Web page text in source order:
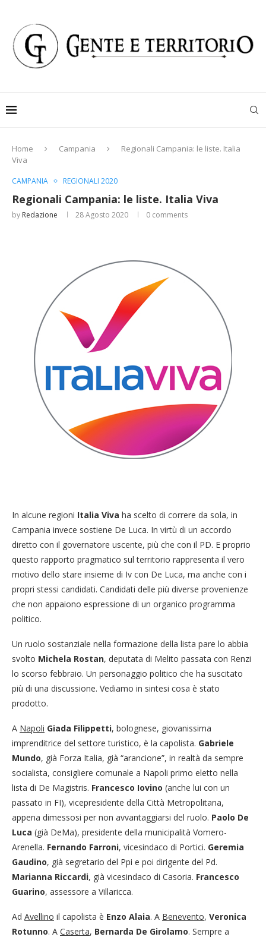
Home Campania
Regionali Campania: le liste. Italia
Viva
CAMPANIA REGIONALI 2020
Regionali Campania: le liste. Italia Viva
by Redazione 28 Agosto 2020 0 comments
In alcune regioni Italia Viva ha scelto di correre da sola, in
Campania invece sostiene De Luca. In virtù di un accordo
diretto con il governatore uscente, più che con il PD. E proprio
questo rapporto pragmatico sul territorio rappresenta il vero
motivo dello stare insieme di Iv con De Luca, ma anche con i
propri stessi candidati. Candidati delle più diverse provenienze
che non appaiono espressione di un organico programma
politico.
Un ruolo sostanziale nella formazione della lista pare lo abbia
svolto Michela Rostan, deputata di Melito passata con Renzi
lo scorso febbraio. Un personaggio politico che ha suscitato
più di una discussione. Vediamo in sintesi cosa è stato
prodotto.
A Napoli Giada Filippetti, bolognese, giovanissima
imprenditrice del settore turistico, è la capolista. Gabriele
Mundo, già Forza Italia, già “arancione”, in realtà da sempre
socialista, consigliere comunale a Napoli primo eletto nella
lista di De Magistris. Francesco Iovino (anche lui con un
passato in FI), vicepresidente della Città Metropolitana,
appena dimessosi per non avvantaggiarsi del ruolo. Paolo De
Luca (già DeMa), presidente della municipalità Vomero-
Arenella. Fernando Farroni, vicesindaco di Portici. Geremia
Gaudino, già segretario del Ppi e poi dirigente del Pd.
Marianna Riccardi, già vicesindaco di Casoria. Francesco
Guarino, assessore a Villaricca.
Ad Avellino il capolista è Enzo Alaia. A Benevento, Veronica
Rotunno. A Caserta, Bernarda De Girolamo. Sempre a